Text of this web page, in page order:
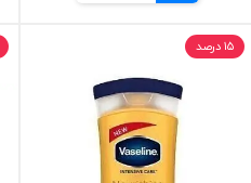
۱۵ درصد